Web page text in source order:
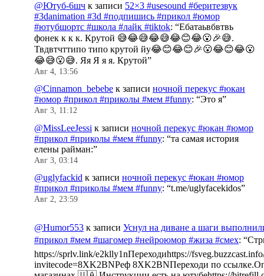
@Ютуб-6шч к записи 52×3 #usesound #беритезвук
#3danimation #3d #подпишись #прикол #юмор
#ютубшортс #школа #лайк #tiktok: “Ебатаьвбвтвь
фонек к к к. Крутой 😅😂😅😂😅😂😊😂😮🎉😅.
Твдвтчттипо типо крутой йу😂😊😂😊🎉😮😂😊😂😮
😂😅😮😅. Яя Я я я. Крутой”
Авг 4, 13:56
@Cinnamon_bebebe к записи ночной перекус #юкан
#юмор #прикол #приколы #мем #funny: “Это я”
Авг 3, 11:12
@MissLeeJessi к записи ночной перекус #юкан #юмор
#прикол #приколы #мем #funny: “та самая история
елены райман:”
Авг 3, 03:14
@uglyfackid к записи ночной перекус #юкан #юмор
#прикол #приколы #мем #funny: “t.me/uglyfacekidos”
Авг 2, 23:59
@Humor553 к записи Уснул на диване а шаги
#прикол #мем #шагомер #нейроюмор #жиза #смех: “
https://sprlv.link/e2klly1nПереходиhttps://
invitecode=8XK2BNРеф 8XK2BNПереходи по